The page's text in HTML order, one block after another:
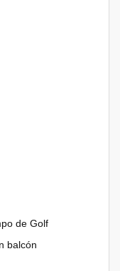
de Golf
balcón